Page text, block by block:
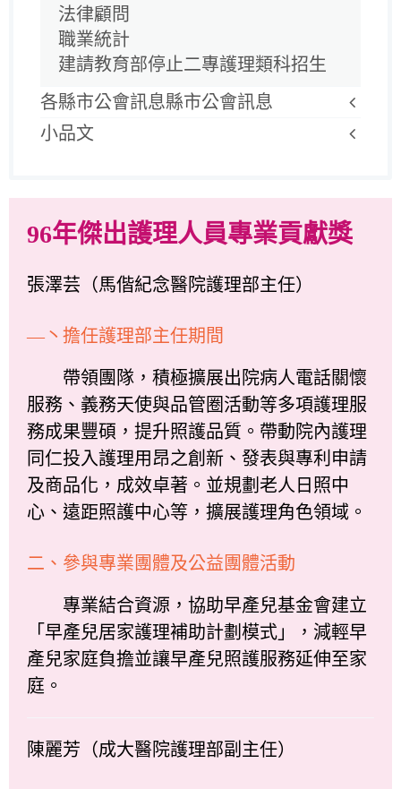
法律顧問
職業統計
建請教育部停止二專護理類科招生
各縣市公會訊息縣市公會訊息
小品文
96年傑出護理人員專業貢獻獎
張澤芸（馬偕紀念醫院護理部主任）
—丶擔任護理部主任期間
帶領團隊，積極擴展出院病人電話關懷
服務、義務天使與品管圈活動等多項護理服
務成果豐碩，提升照護品質。帶動院內護理
同仁投入護理用昂之創新、發表與專利申請
及商品化，成效卓著。並規劃老人日照中
心、遠距照護中心等，擴展護理角色領域。
二、參與專業團體及公益團體活動
專業結合資源，協助早產兒基金會建立
「早產兒居家護理補助計劃模式」，減輕早
產兒家庭負擔並讓早產兒照護服務延伸至家
庭。
陳麗芳（成大醫院護理部副主任）